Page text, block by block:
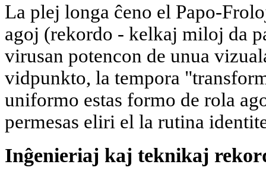
La plej longa ĉeno el Papo-
agoj (rekordo - kelkaj miloj da
virusan potencon de unua
vidpunkto, la tempora
uniformo estas formo de rola
permesas eliri el la rutina
Inĝenieriaj kaj teknikaj